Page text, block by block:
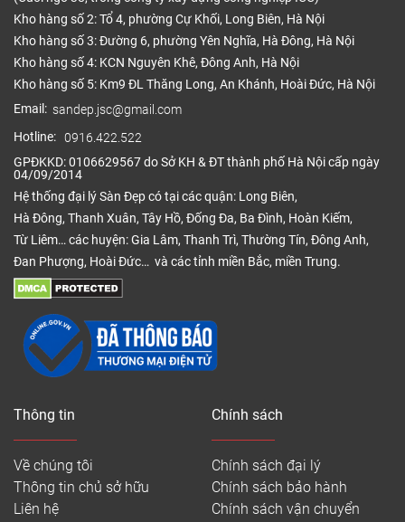
Kho hàng số 2: Tổ 4, phường Cự Khối, Long Biên, Hà Nội
Kho hàng số 3: Đường 6, phường Yên Nghĩa, Hà Đông, Hà Nội
Kho hàng số 4: KCN Nguyên Khê, Đông Anh, Hà Nội
Kho hàng số 5: Km9 ĐL Thăng Long, An Khánh, Hoài Đức, Hà Nội
Email: sandep.jsc@gmail.com
Hotline: 0916.422.522
GPĐKKD: 0106629567 do Sở KH & ĐT thành phố Hà Nội cấp ngày
04/09/2014
Hệ thống đại lý Sàn Đẹp có tại các quận: Long Biên,
Hà Đông, Thanh Xuân, Tây Hồ, Đống Đa, Ba Đình, Hoàn Kiếm,
Từ Liêm… các huyện: Gia Lâm, Thanh Trì, Thường Tín, Đông Anh,
Đan Phượng, Hoài Đức… và các tỉnh miền Bắc, miền Trung.
Thông tin
Về chúng tôi
Thông tin chủ sở hữu
Liên hệ
Chính sách
Chính sách đại lý
Chính sách bảo hành
Chính sách vận chuyển